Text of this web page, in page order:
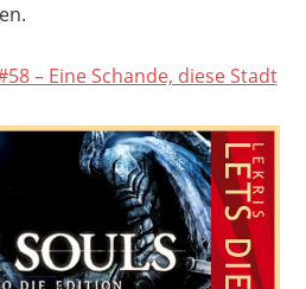
– Eine Schande, diese Stadt